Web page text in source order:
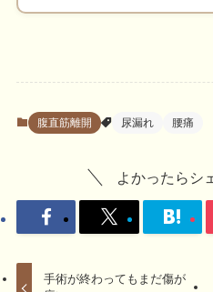
腹直筋離開 尿漏れ 腰痛
よかったらシ
手術が終わってもまだ傷が